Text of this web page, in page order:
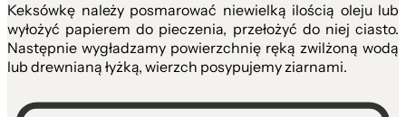
Keksówkę należy posmarować niewielką ilością oleju lub
wyłożyć papierem do pieczenia, przełożyć do niej ciasto.
Następnie wygładzamy powierzchnię ręką zwilżoną wodą
lub drewnianą łyżką, wierzch posypujemy ziarnami.